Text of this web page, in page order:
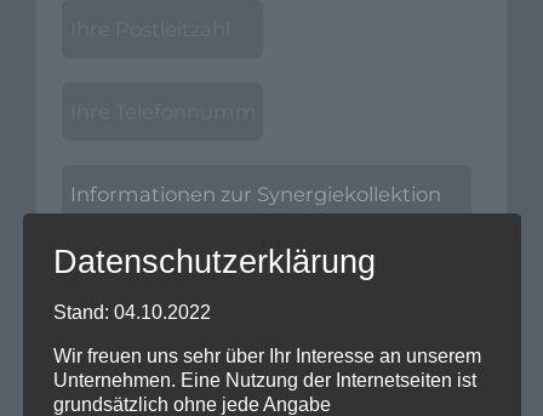
Datenschutzerklärung
Stand: 04.10.2022
Wir freuen uns sehr über Ihr Interesse an unserem
Unternehmen. Eine Nutzung der Internetseiten ist
grundsätzlich ohne jede Angabe